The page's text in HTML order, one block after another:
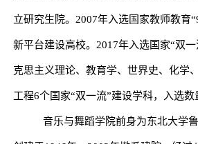
立研究生院。 2007年入选国家教师教育
新平台建设高校。 2017年入选国家“双一
克思主义理论、教育学、世界史、化学
工程6个国家“双一流”建设学科，入选数
音乐与舞蹈学院前身为东北大学